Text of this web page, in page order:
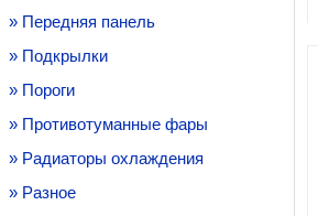
» Передняя панель
» Подкрылки
» Пороги
» Противотуманные фары
» Радиаторы охлаждения
» Разное